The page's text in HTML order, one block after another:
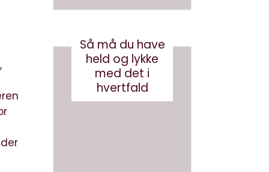
Så må du have
held og lykke
med det i
hvertfald